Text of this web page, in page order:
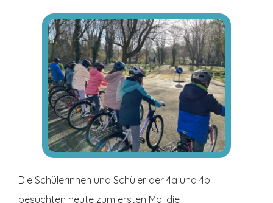
Die Schülerinnen und Schüler der 4a und 4b
besuchten heute zum ersten Mal die